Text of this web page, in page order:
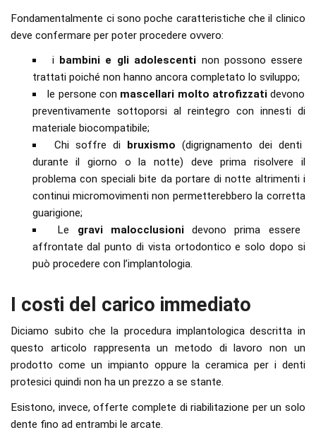
Fondamentalmente ci sono poche caratteristiche che il clinico
deve confermare per poter procedere ovvero:
i bambini e gli adolescenti non possono essere
trattati poiché non hanno ancora completato lo sviluppo;
le persone con mascellari molto atrofizzati devono
preventivamente sottoporsi al reintegro con innesti di
materiale biocompatibile;
Chi soffre di bruxismo (digrignamento dei denti
durante il giorno o la notte) deve prima risolvere il
problema con speciali bite da portare di notte altrimenti i
continui micromovimenti non permetterebbero la corretta
guarigione;
Le gravi malocclusionidevono prima essere
affrontate dal punto di vista ortodontico e solo dopo si
può procedere con l’implantologia.
I costi del carico immediato
Diciamo subito che la procedura implantologica descritta in
questo articolo rappresenta un metodo di lavoro non un
prodotto come un impianto oppure la ceramica per i denti
protesici quindi non ha un prezzo a se stante.
Esistono, invece, offerte complete di riabilitazione per un solo
dente fino ad entrambi le arcate.